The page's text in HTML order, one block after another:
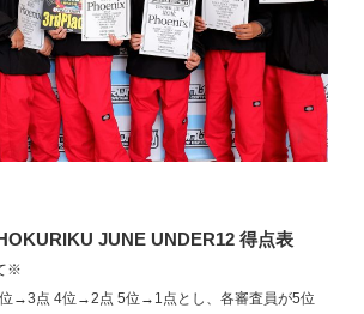
※
→3点 4位→2点 5位→1点とし、各審査員が5位